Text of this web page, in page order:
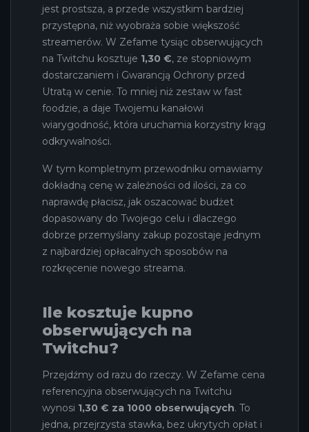
jest prostsza, a przede wszystkim bardziej
przystępna, niż wyobraża sobie większość
streamerów. W Zefame tysiąc obserwujących
na Twitchu kosztuje 1,30 €, ze stopniowym
dostarczaniem i Gwarancją Ochrony przed
Utratą w cenie. To mniej niż zestaw w fast
foodzie, a daje Twojemu kanałowi
wiarygodność, która uruchamia korzystny krąg
odkrywalności.
W tym kompletnym przewodniku omawiamy
dokładną cenę w zależności od ilości, za co
naprawdę płacisz, jak oszacować budżet
dopasowany do Twojego celu i dlaczego
dobrze przemyślany zakup pozostaje jednym
z najbardziej opłacalnych sposobów na
rozkręcenie nowego streama.
Ile kosztuje kupno
obserwujących na
Twitchu?
Przejdźmy od razu do rzeczy. W Zefame cena
referencyjna obserwujących na Twitchu
wynosi 1,30 € za 1000 obserwujących. To
jedna, przejrzysta stawka, bez ukrytych opłat i